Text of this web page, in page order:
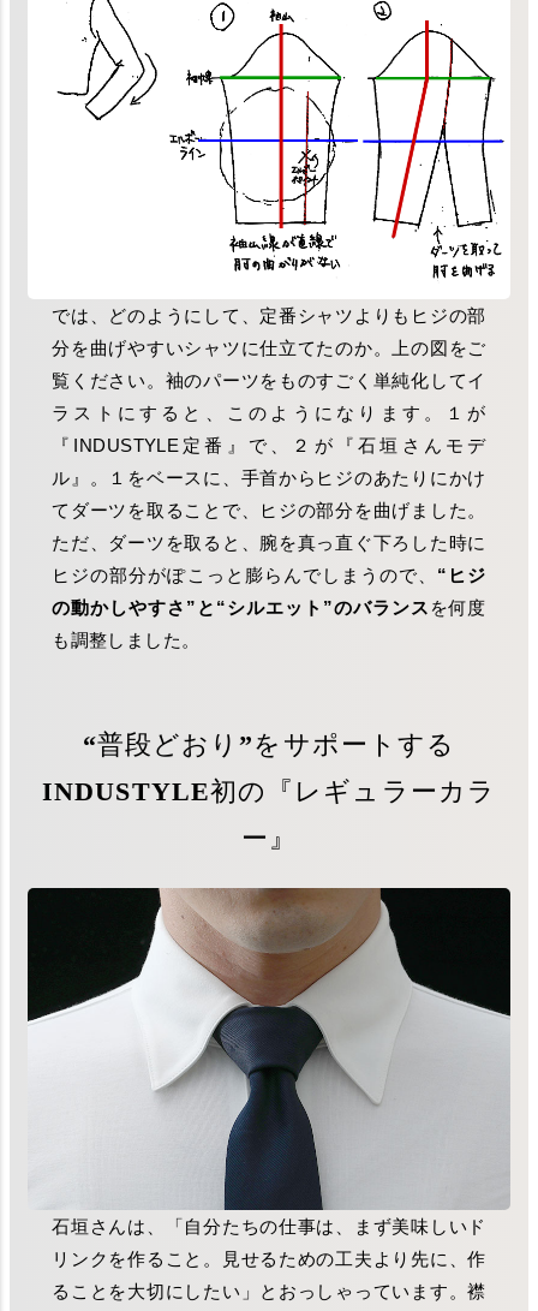
では、どのようにして、定番シャツよりもヒジの部
分を曲げやすいシャツに仕立てたのか。上の図をご
覧ください。袖のパーツをものすごく単純化してイ
ラストにすると、このようになります。１が
『INDUSTYLE定番』で、２が『石垣さんモデ
ル』。１をベースに、手首からヒジのあたりにかけ
てダーツを取ることで、ヒジの部分を曲げました。
ただ、ダーツを取ると、腕を真っ直ぐ下ろした時に
ヒジの部分がぽこっと膨らんでしまうので、 “ヒジ
の動かしやすさ”と“シルエット”のバランス を何度
も調整しました。
“普段どおり”をサポートする
INDUSTYLE初の『レギュラーカラ
ー』
石垣さんは、「自分たちの仕事は、まず美味しいド
リンクを作ること。見せるための工夫より先に、作
ることを大切にしたい」とおっしゃっています。襟